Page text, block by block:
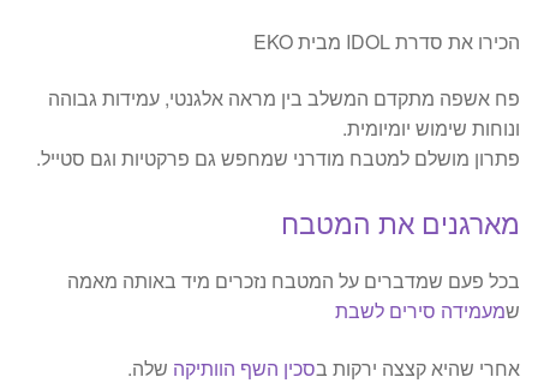
הכירו את סדרת IDOL מבית EKO
פח אשפה מתקדם המשלב בין מראה אלגנטי, עמידות גבוהה
ונוחות שימוש יומיומית.
פתרון מושלם למטבח מודרני שמחפש גם פרקטיות וגם סטייל.
מארגנים את המטבח
בכל פעם שמדברים על המטבח נזכרים מיד באותה מאמה
שמעמידה סירים לשבת
אחרי שהיא קצצה ירקות בסכין השף הוותיקה שלה.